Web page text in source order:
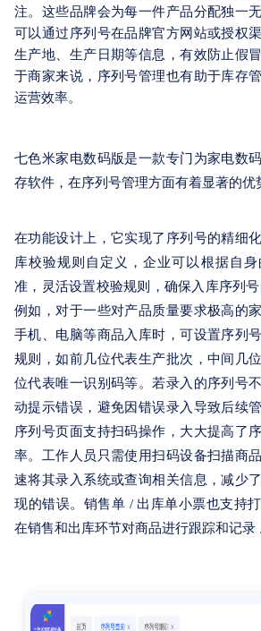
注。这些品牌会为每一件产品分配独一
可以通过序列号在品牌官方网站或授权
生产地、生产日期等信息，有效防止假
于商家来说，序列号管理也有助于库存
运营效率。
七色米家电数码版是一款专门为家电数
存软件，在序列号管理方面有着显著的优
在功能设计上，它实现了序列号的精细
库校验规则自定义，企业可以根据自
准，灵活设置校验规则，确保入库序列号
例如，对于一些对产品质量要求极高的
手机、电脑等商品入库时，可设置序列
规则，如前几位代表生产批次，中间几
位代表唯一识别码等。若录入的序列号
动提示错误，避免因错误录入导致后续
序列号页面支持扫码操作，大大提高了
率。工作人员只需使用扫码设备扫描商
速将其录入系统或查询相关信息，减少
现的错误。销售单 / 出库单小票也支持
在销售和出库环节对商品进行跟踪和记录